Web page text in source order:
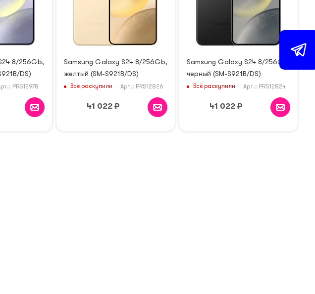
8/256Gb,
DS)
PRS12978
Samsung Galaxy S24 8/256Gb,
желтый (SM-S921B/DS)
Всё раскупили Арт.: PRS12826
41 022₽
Samsung Galaxy S24 8/256Gb,
черный (SM-S921B/DS)
Всё раскупили Арт.: PRS12824
41 022₽